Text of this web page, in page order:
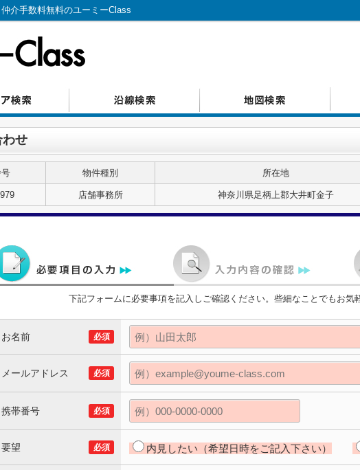
介手数料無料のユーミーClass
わせ
物件種別 所在地
店舗事務所 神奈川県足柄上郡大井町金子
下記フォームに必要事項を記入しご確認ください。些細なことでもお気
お名前 必須
メールアドレス 必須
携帯番号 必須
要望 必須 内見したい（希望日時をご記入下さい）